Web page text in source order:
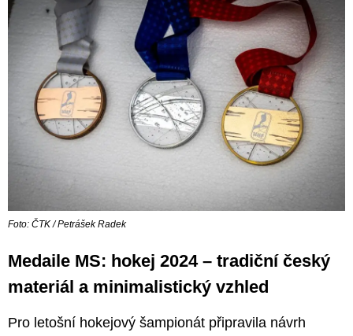
Foto: ČTK / Petrášek Radek
Medaile MS: hokej 2024 – tradiční český
materiál a minimalistický vzhled
Pro letošní hokejový šampionát připravila návrh